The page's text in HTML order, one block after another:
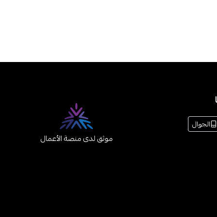
الجوال
موثق لدى منصة الأعمال